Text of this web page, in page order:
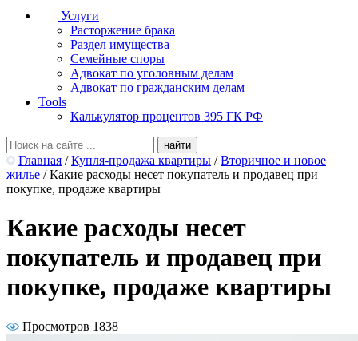
Услуги
Расторжение брака
Раздел имущества
Семейные споры
Адвокат по уголовным делам
Адвокат по гражданским делам
Tools
Калькулятор процентов 395 ГК РФ
Главная / Купля-продажа квартиры / Вторичное и новое
жилье / Какие расходы несет покупатель и продавец при
покупке, продаже квартиры
Какие расходы несет
покупатель и продавец при
покупке, продаже квартиры
Просмотров 1838